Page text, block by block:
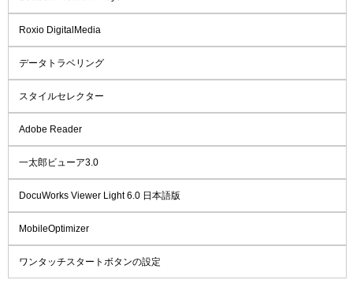
Roxio DigitalMedia
データトラベリング
スタイルセレクター
Adobe Reader
一太郎ビューア3.0
DocuWorks Viewer Light 6.0 日本語版
MobileOptimizer
ワンタッチスタートボタンの設定